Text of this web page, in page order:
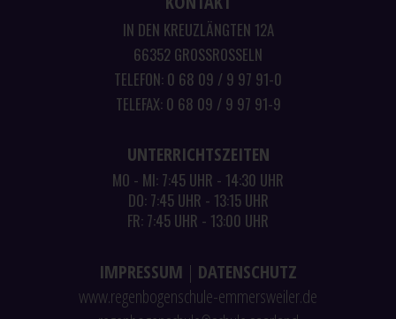
IN DEN KREUZLÄNGTEN 12A
66352 GROSSROSSELN
TELEFON: 0 68 09 / 9 97 91-0
TELEFAX: 0 68 09 / 9 97 91-9
UNTERRICHTSZEITEN
MO - MI: 7:45 UHR - 14:30 UHR
DO: 7:45 UHR - 13:15 UHR
FR: 7:45 UHR - 13:00 UHR
IMPRESSUM | DATENSCHUTZ
www.regenbogenschule-emmersweiler.de